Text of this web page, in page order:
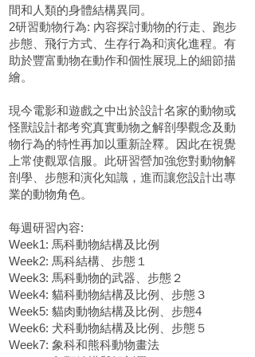
間和人類的身體結構異同。
2研習動物行為: 內容探討動物的行走、跑步
步態、飛行方式、生存行為和演化進程。有
助於豐富動物在動作和個性展現上的細節描
繪。
現今電影和遊戲之中出於設計名家的動物或
怪獸設計都考究真實動物之解剖學觀念及動
物行為的特性再加以重新詮釋。因此在視覺
上常使觀眾信服。此研習營加強您對動物解
剖學、步態和演化知識，進而讓您設計出專
業的動物角色。
每週研習內容:
Week1: 馬科動物結構及比例
Week2: 馬科結構、步態１
Week3: 馬科動物的武器、步態２
Week4: 貓科動物結構及比例、步態３
Week5: 貓肉動物結構及比例、步態4
Week6: 犬科動物結構及比例、步態５
Week7: 象科和熊科動物畫法